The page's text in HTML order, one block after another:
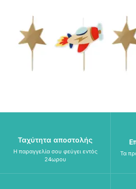
Ταχύτητα αποστολής
Η παραγγελία σου φεύγει εντός
24ωρου
Τα